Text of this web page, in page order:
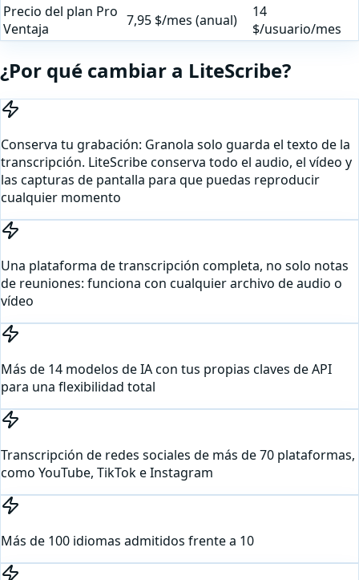
Precio del plan Pro
Ventaja
7,95 $/mes (anual)
14
$/usuario/mes
¿Por qué cambiar a LiteScribe?
Conserva tu grabación: Granola solo guarda el texto de la
transcripción. LiteScribe conserva todo el audio, el vídeo y
las capturas de pantalla para que puedas reproducir
cualquier momento
Una plataforma de transcripción completa, no solo notas
de reuniones: funciona con cualquier archivo de audio o
vídeo
Más de 14 modelos de IA con tus propias claves de API
para una flexibilidad total
Transcripción de redes sociales de más de 70 plataformas,
como YouTube, TikTok e Instagram
Más de 100 idiomas admitidos frente a 10